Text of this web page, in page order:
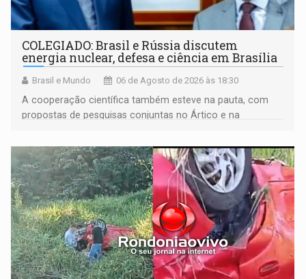
COLEGIADO: Brasil e Rússia discutem
energia nuclear, defesa e ciência em Brasília
Brasil e Mundo 06 de Agosto de 2026 às 18:30
A cooperação científica também esteve na pauta, com
propostas de pesquisas conjuntas no Ártico e na